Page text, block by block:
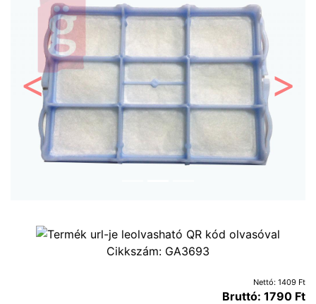
Előző
Cikkszám: GA3693
Nettó: 1409 Ft
Bruttó: 1790 Ft